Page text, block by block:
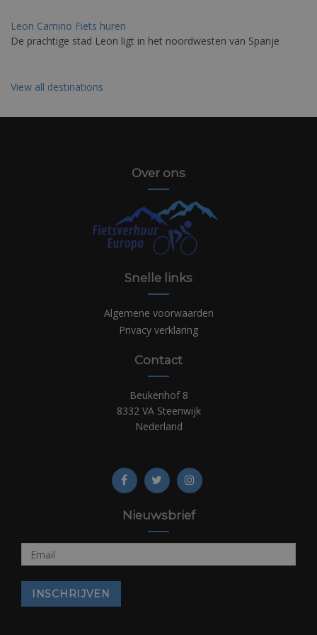
Leon Camino Fiets huren
De prachtige stad Leon ligt in het noordwesten van Spanje
View all destinations
Over ons
Snelle links
Algemene voorwaarden
Privacy verklaring
Contact
Beukenhof 8
8332 VA Steenwijk
Nederland
Nieuwsbrief